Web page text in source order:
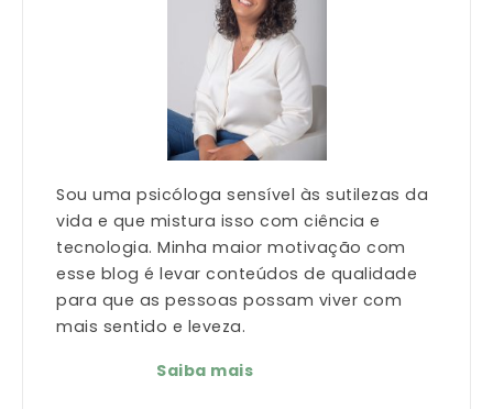
Sou uma psicóloga sensível às sutilezas da
vida e que mistura isso com ciência e
tecnologia. Minha maior motivação com
esse blog é levar conteúdos de qualidade
para que as pessoas possam viver com
mais sentido e leveza.
Saiba mais